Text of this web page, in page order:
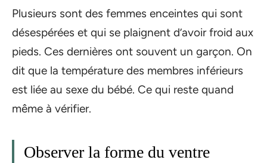
Plusieurs sont des femmes enceintes qui sont
désespérées et qui se plaignent d’avoir froid aux
pieds. Ces dernières ont souvent un garçon. On
dit que la température des membres inférieurs
est liée au sexe du bébé. Ce qui reste quand
même à vérifier.
Observer la forme du ventre